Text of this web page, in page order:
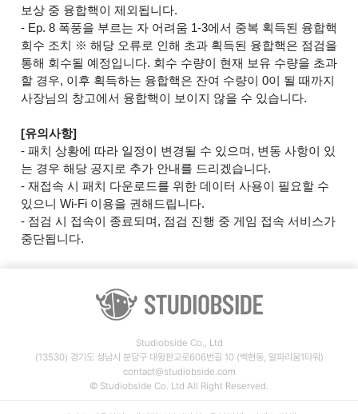
보상 중 융합핵이 제외됩니다.
- Ep. 8 폭풍을 부르는 자 어려움 1-3에서 중복 획득된 융합핵
회수 조치 ※ 해당 오류로 인해 초과 획득된 융합핵은 점검을
통해 회수될 예정입니다. 회수 수량이 현재 보유 수량을 초과
할 경우, 이후 획득하는 융합핵은 잔여 수량이 0이 될 때까지
사장님의 창고에서 융합핵이 보이지 않을 수 있습니다.
[유의사항]
- 패치 상황에 따라 일정이 변경될 수 있으며, 변동 사항이 있
는 경우 해당 공지로 추가 안내를 드리겠습니다.
- 재접속 시 패치 다운로드를 위한 데이터 사용이 필요할 수
있으니 Wi-Fi 이용을 권해드립니다.
- 점검 시 접속이 종료되며, 점검 진행 중 게임 접속 서비스가
중단됩니다.
Studiobside Co., Ltd
(13530) 경기도 성남시 분당구 대왕판교로606번길 10 (백현동, 알파리움1타워)
contact@studiobside.com
© Studiobside Co. Ltd All Right Reserved.